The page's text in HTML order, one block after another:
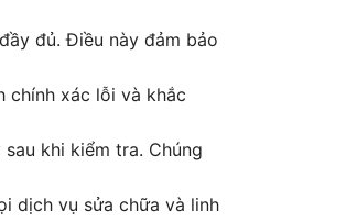
đủ. Điều này đảm bảo
chính xác lỗi và khắc
khi kiểm tra. Chúng
dịch vụ sửa chữa và linh